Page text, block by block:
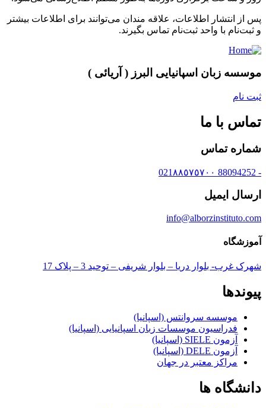
پس از انتشار اطلاعات، علاقه مندان می‌توانند برای اطلاعات بیشتر
و ثبت‌نام با واحد ثبت‌نام تماس بگیرند.
موسسه زبان اسپانیایی البرز ( آریائی )
ثبت نام
تماس با ما
شماره تماس
- 88094252 021٨٨٥٧٥٧٠٠
ارسال ایمیل
info@alborzinstituto.com
آموزشگاه
شهرک غرب- بلوار دریا – بلوار شریفی – توحید 3 – پلاک 17
پیوندها
موسسه سروانتس (اسپانیا)
فدراسیون موسسات زبان اسپانیایی (اسپانیا)
آزمون SIELE (اسپانیا)
آزمون DELE (اسپانیا)
مراکز معتبر در جهان
دانشگاه ها